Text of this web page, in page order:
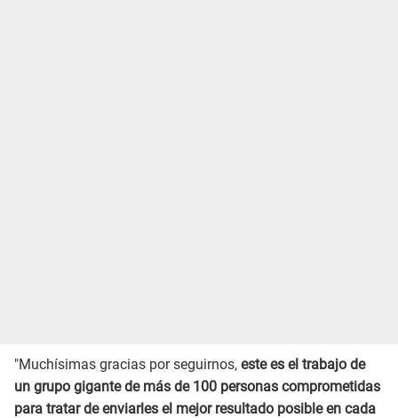
"Muchísimas gracias por seguirnos, este es el trabajo de
un grupo gigante de más de 100 personas comprometidas
para tratar de enviarles el mejor resultado posible en cada